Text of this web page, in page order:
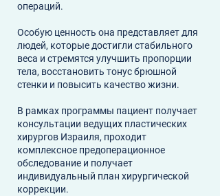
операций.
Особую ценность она представляет для
людей, которые достигли стабильного
веса и стремятся улучшить пропорции
тела, восстановить тонус брюшной
стенки и повысить качество жизни.
В рамках программы пациент получает
консультации ведущих пластических
хирургов Израиля, проходит
комплексное предоперационное
обследование и получает
индивидуальный план хирургической
коррекции.